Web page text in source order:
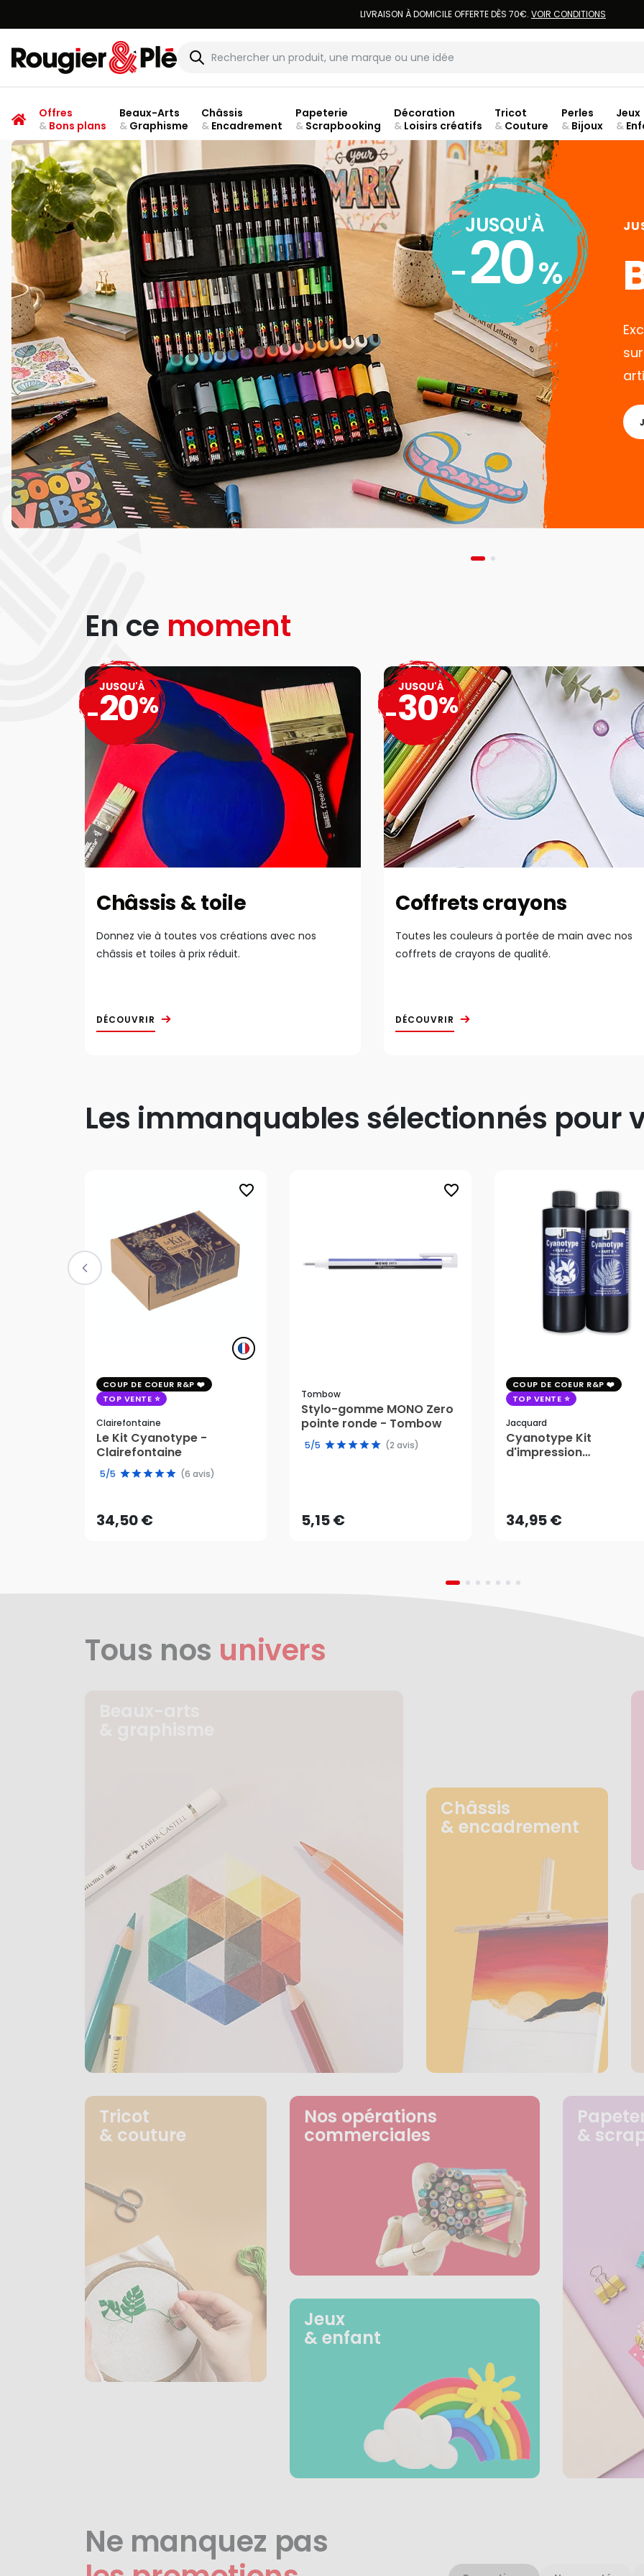
LIVRAISON À DOMICILE OFFERTE DÈS 70€. VOIR CONDITIONS
Rougier & Plé
Offres
&Bons plans
Beaux-Arts
&Graphisme
Châssis
&Encadrement
Papeterie
&Scrapbooking
Décoration
&Loisirs créatifs
Tricot
& Couture
Perles
& Bijoux
Jeux
&
JUSQU'À
-20%
En ce moment
Châssis & toile
Donnez vie à toutes vos créations avec nos
châssis et toiles à prix réduit.
DÉCOUVRIR
JUSQU'À
-20%
Coffrets crayons
Toutes les couleurs à portée de main avec nos
coffrets de crayons de qualité.
DÉCOUVRIR
JUSQU'À
-30%
Les immanquables sélectionnés pour
favorite_border
COUP DE COEUR R&P
TOP VENTE
Clairefontaine
Le Kit Cyanotype -
Clairefontaine
5/5 (6 avis)
34,50 €
34,50 €
AJOUTER AU PANIER
favorite_border
Tombow
Stylo-gomme MONO Zero
pointe ronde - Tombow
5/5 (2 avis)
5,15 €AJOUTER AU PANIER
COUP DE COEUR R&P
TOP VENTE
Jacquard
Cyanotype Kit
d'impression
34,95 €AJOUTER AU PANIER
Tous nos univers
Châssis
& encadrement
Tricot
& couture
Nos opérations
commerciales
Jeux
& enfant
&
Ne manquez pas